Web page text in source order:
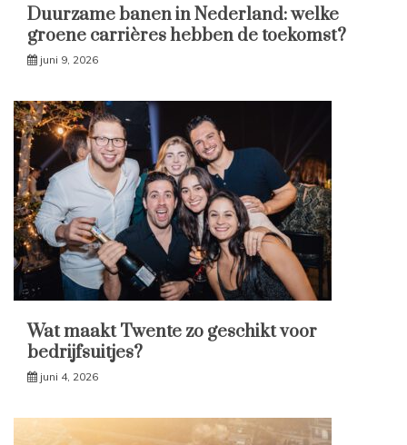
Duurzame banen in Nederland: welke
groene carrières hebben de toekomst?
juni 9, 2026
Wat maakt Twente zo geschikt voor
bedrijfsuitjes?
juni 4, 2026